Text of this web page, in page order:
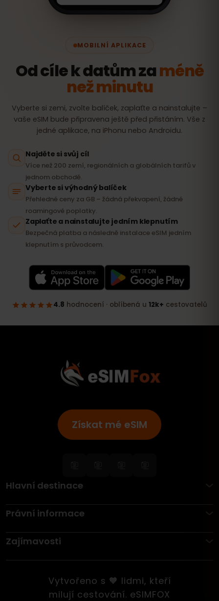
Získat mé eSIM
Hlavní destinace
Právní informace
Zajímavosti
Vytvořeno s 🧡 lidmi, kteří
milují cestování. eSIMFOX